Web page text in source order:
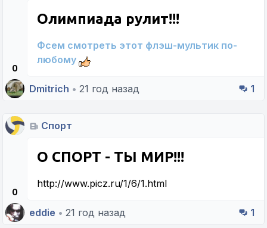
0
Олимпиада рулит!!!
Фсем смотреть этот флэш-мультик по-
любому
Dmitrich • 21 год назад 1
Спорт
0
О СПОРТ - ТЫ МИР!!!
http://www.picz.ru/1/6/1.html
eddie • 21 год назад 1